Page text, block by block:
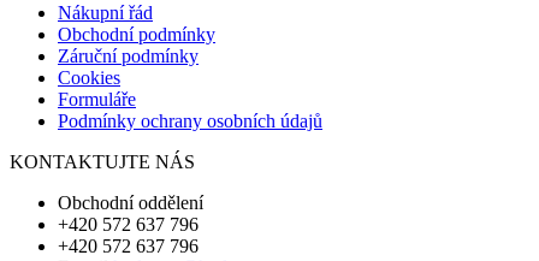
Nákupní řád
Obchodní podmínky
Záruční podmínky
Cookies
Formuláře
Podmínky ochrany osobních údajů
KONTAKTUJTE NÁS
Obchodní oddělení
+420 572 637 796
+420 572 637 796